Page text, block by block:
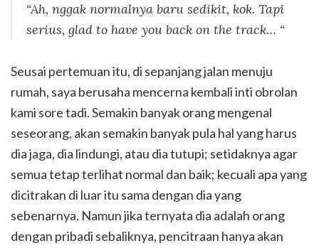
“Ah, nggak normalnya baru sedikit, kok. Tapi
serius, glad to have you back on the track… “
Seusai pertemuan itu, di sepanjang jalan menuju
rumah, saya berusaha mencerna kembali inti obrolan
kami sore tadi. Semakin banyak orang mengenal
seseorang, akan semakin banyak pula hal yang harus
dia jaga, dia lindungi, atau dia tutupi; setidaknya agar
semua tetap terlihat normal dan baik; kecuali apa yang
dicitrakan di luar itu sama dengan dia yang
sebenarnya. Namun jika ternyata dia adalah orang
dengan pribadi sebaliknya, pencitraan hanya akan